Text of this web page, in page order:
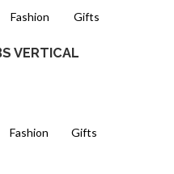
Fashion Gifts
VERTICAL
Fashion Gifts